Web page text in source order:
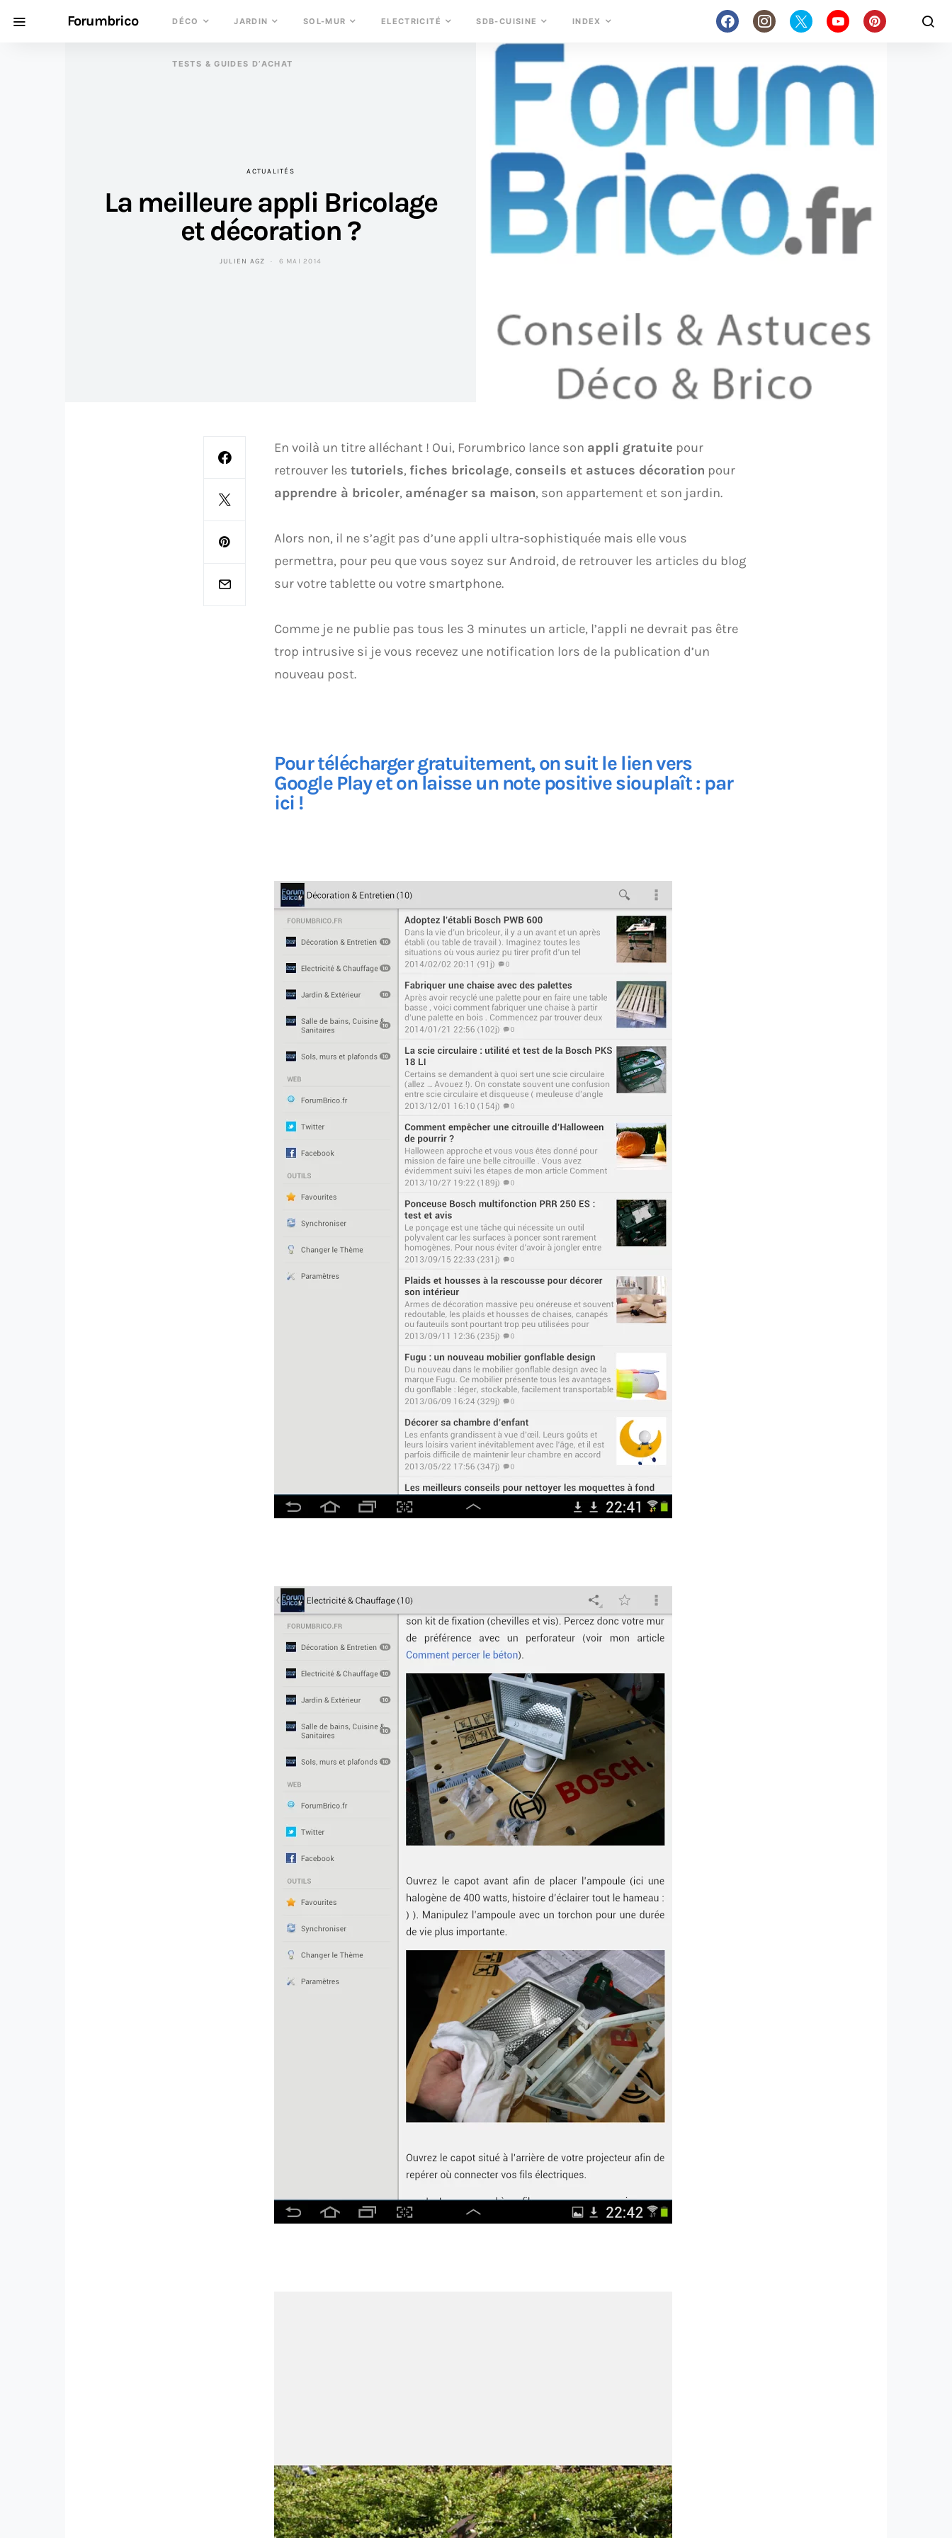
Forumbrico DÉCO JARDIN SOL-MUR ELECTRICITÉ SDB-CUISINE INDEX
TESTS & GUIDES D’ACHAT
ACTUALITÉS
La meilleure appli Bricolage
et décoration ?
JULIEN AGZ 6 MAI 2014
En voilà un titre alléchant ! Oui, Forumbrico lance son appli gratuite pour
retrouver les tutoriels, fiches bricolage, conseils et astuces décoration pour
apprendre à bricoler, aménager sa maison, son appartement et son jardin.
Alors non, il ne s’agit pas d’une appli ultra-sophistiquée mais elle vous
permettra, pour peu que vous soyez sur Android, de retrouver les articles du blog
sur votre tablette ou votre smartphone.
Comme je ne publie pas tous les 3 minutes un article, l’appli ne devrait pas être
trop intrusive si je vous recevez une notification lors de la publication d’un
nouveau post.
Pour télécharger gratuitement, on suit le lien vers
Google Playet on laisse un note positive siouplaît : par
ici !